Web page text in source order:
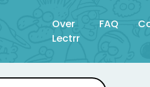
Over
Lectrr
FAQ